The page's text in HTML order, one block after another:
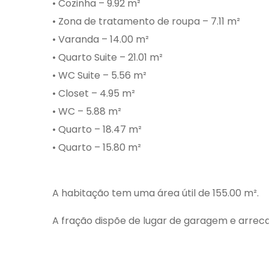
• Cozinha – 9.92 m²
• Zona de tratamento de roupa – 7.11 m²
• Varanda – 14.00 m²
• Quarto Suite – 21.01 m²
• WC Suite – 5.56 m²
• Closet – 4.95 m²
• WC – 5.88 m²
• Quarto – 18.47 m²
• Quarto – 15.80 m²
A habitação tem uma área útil de 155.00 m².
A fração dispõe de lugar de garagem e